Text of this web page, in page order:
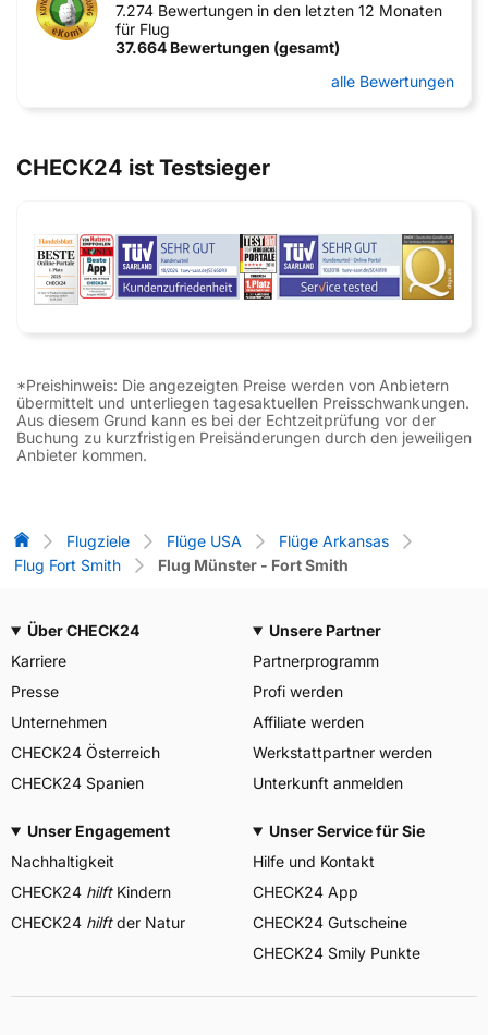
7.274 Bewertungen in den letzten 12 Monaten
für Flug
37.664 Bewertungen (gesamt)
alle Bewertungen
CHECK24 ist Testsieger
*Preishinweis: Die angezeigten Preise werden von Anbietern
übermittelt und unterliegen tagesaktuellen Preisschwankungen.
Aus diesem Grund kann es bei der Echtzeitprüfung vor der
Buchung zu kurzfristigen Preisänderungen durch den jeweiligen
Anbieter kommen.
Flug-Vergleich
Flugziele Flüge USA
Flüge Arkansas
Flug Fort Smith
Flug Münster - Fort Smith
Über CHECK24
Karriere
Presse
Unternehmen
CHECK24 Österreich
CHECK24 Spanien
Unsere Partner
Partnerprogramm
Profi werden
Affiliate werden
Werkstattpartner werden
Unterkunft anmelden
Unser Engagement
Nachhaltigkeit
CHECK24 hilftKindern
CHECK24 hilftder Natur
Unser Service für Sie
Hilfe und Kontakt
CHECK24 App
CHECK24 Gutscheine
CHECK24 Smily Punkte